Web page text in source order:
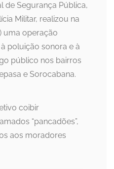
de Segurança Pública,
Militar, realizou na
uma operação
poluição sonora e à
público nos bairros
e Sorocabana.
coibir
“pancadões”,
aos moradores